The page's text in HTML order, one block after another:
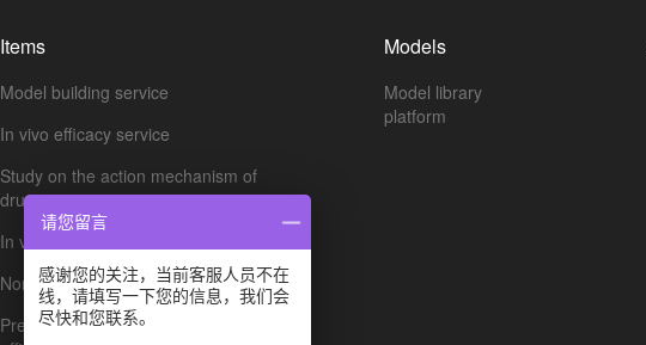
Items
Model building service
In vivo efficacy service
Study on the action mechanism of
drugs
In vivo PK
Non GLP safety assessment
Preliminary screening of in vitro
Models
Model library
platform
请您留言
感谢您的关注，当前客服人员不在
线，请填写一下您的信息，我们会
尽快和您联系。